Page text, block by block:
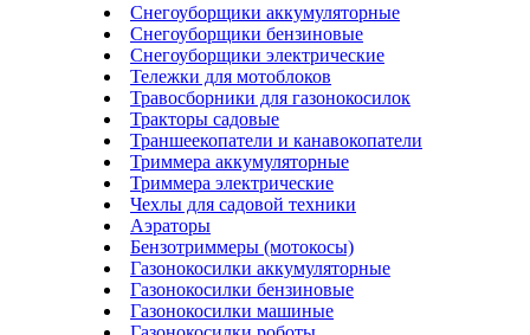
Снегоуборщики аккумуляторные
Снегоуборщики бензиновые
Снегоуборщики электрические
Тележки для мотоблоков
Травосборники для газонокосилок
Тракторы садовые
Траншеекопатели и канавокопатели
Триммера аккумуляторные
Триммера электрические
Чехлы для садовой техники
Аэраторы
Бензотриммеры (мотокосы)
Газонокосилки аккумуляторные
Газонокосилки бензиновые
Газонокосилки машиные